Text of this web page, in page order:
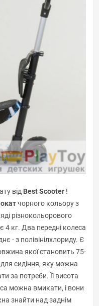
від Best Scooter !
чорного кольору з
різнокольорового
4 кг. Два передні колеса
- з полівінілхлориду. Є
якої становить 75-
сидіння, яку можна
за потреби. Її висота
можна вмикати, і вони
знайти над заднім